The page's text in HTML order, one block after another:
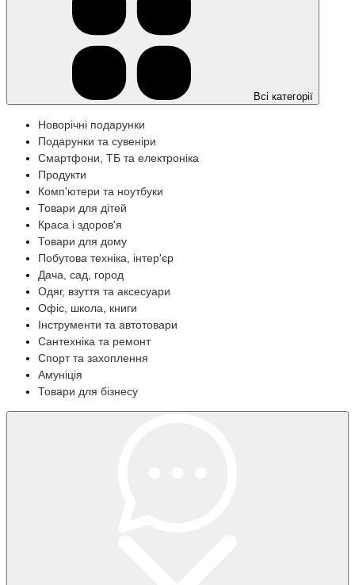
Всі категорії
Новорічні подарунки
Подарунки та сувеніри
Смартфони, ТБ та електроніка
Продукти
Комп'ютери та ноутбуки
Товари для дітей
Краса і здоров'я
Товари для дому
Побутова техніка, інтер'єр
Дача, сад, город
Одяг, взуття та аксесуари
Офіс, школа, книги
Інструменти та автотовари
Сантехніка та ремонт
Спорт та захоплення
Амуніція
Товари для бізнесу